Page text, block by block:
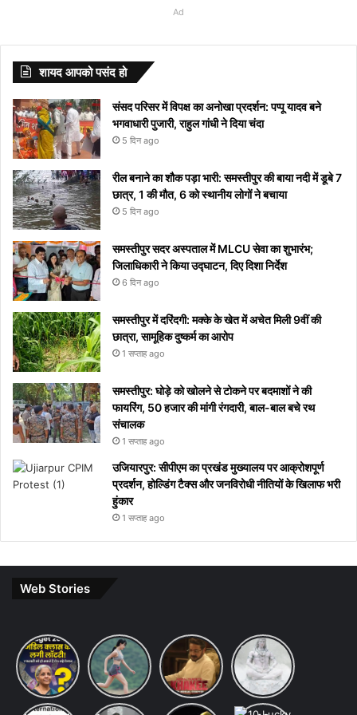
Commission
lifestyle:
खुशहाल
ये आसान
टिप्स
मातृभाषा दिवस
मनाया जाता है?
सतह के बारे में हुआ
meanings
with S
जिसे
से
को
रोक
देखे एक
दिखाई देगा
पीने से
बीमारियों
निमंत्रण
तक
जाएगा,
कब से
शुरू
का ब्रश
गाना
रातोंरात
सोशल
वाइरल
लिखना
और नही
देखे आपके
या नहीं
और सिद्धार्थ
अनदेखी हॉट
-2’ की
Tunisha
व ग्रहों
योग, इन
सावधान
विचार
जीवन में
गर्ल
लेटेस्ट
मीनिंग
Ad
शायद आपको पसंद हो
संसद परिसर में विपक्ष का अनोखा प्रदर्शन: पप्पू यादव बने
भगवाधारी पुजारी, राहुल गांधी ने दिया चंदा
5 दिन ago
रील बनाने का शौक पड़ा भारी: समस्तीपुर की बाया नदी में डूबे 7
छात्र, 1 की मौत, 6 को स्थानीय लोगों ने बचाया
5 दिन ago
समस्तीपुर सदर अस्पताल में MLCU सेवा का शुभारंभ;
जिलाधिकारी ने किया उद्घाटन, दिए दिशा निर्देश
6 दिन ago
समस्तीपुर में दरिंदगी: मक्के के खेत में अचेत मिली 9वीं की
छात्रा, सामूहिक दुष्कर्म का आरोप
1 सप्ताह ago
समस्तीपुर: घोड़े को खोलने से टोकने पर बदमाशों ने की
फायरिंग, 50 हजार की मांगी रंगदारी, बाल-बाल बचे रथ
संचालक
1 सप्ताह ago
उजियारपुर: सीपीएम का प्रखंड मुख्यालय पर आक्रोशपूर्ण
प्रदर्शन, होल्डिंग टैक्स और जनविरोधी नीतियों के खिलाफ भरी
हुंकार
1 सप्ताह ago
Web Stories
Budget
2026
Expectations:
Income
Tax Slab
7 ways
to
maintain
a
healthy
khakee
the
bengal
chapter
review
10 Lines
on Maha
Shivratri
in Hindi